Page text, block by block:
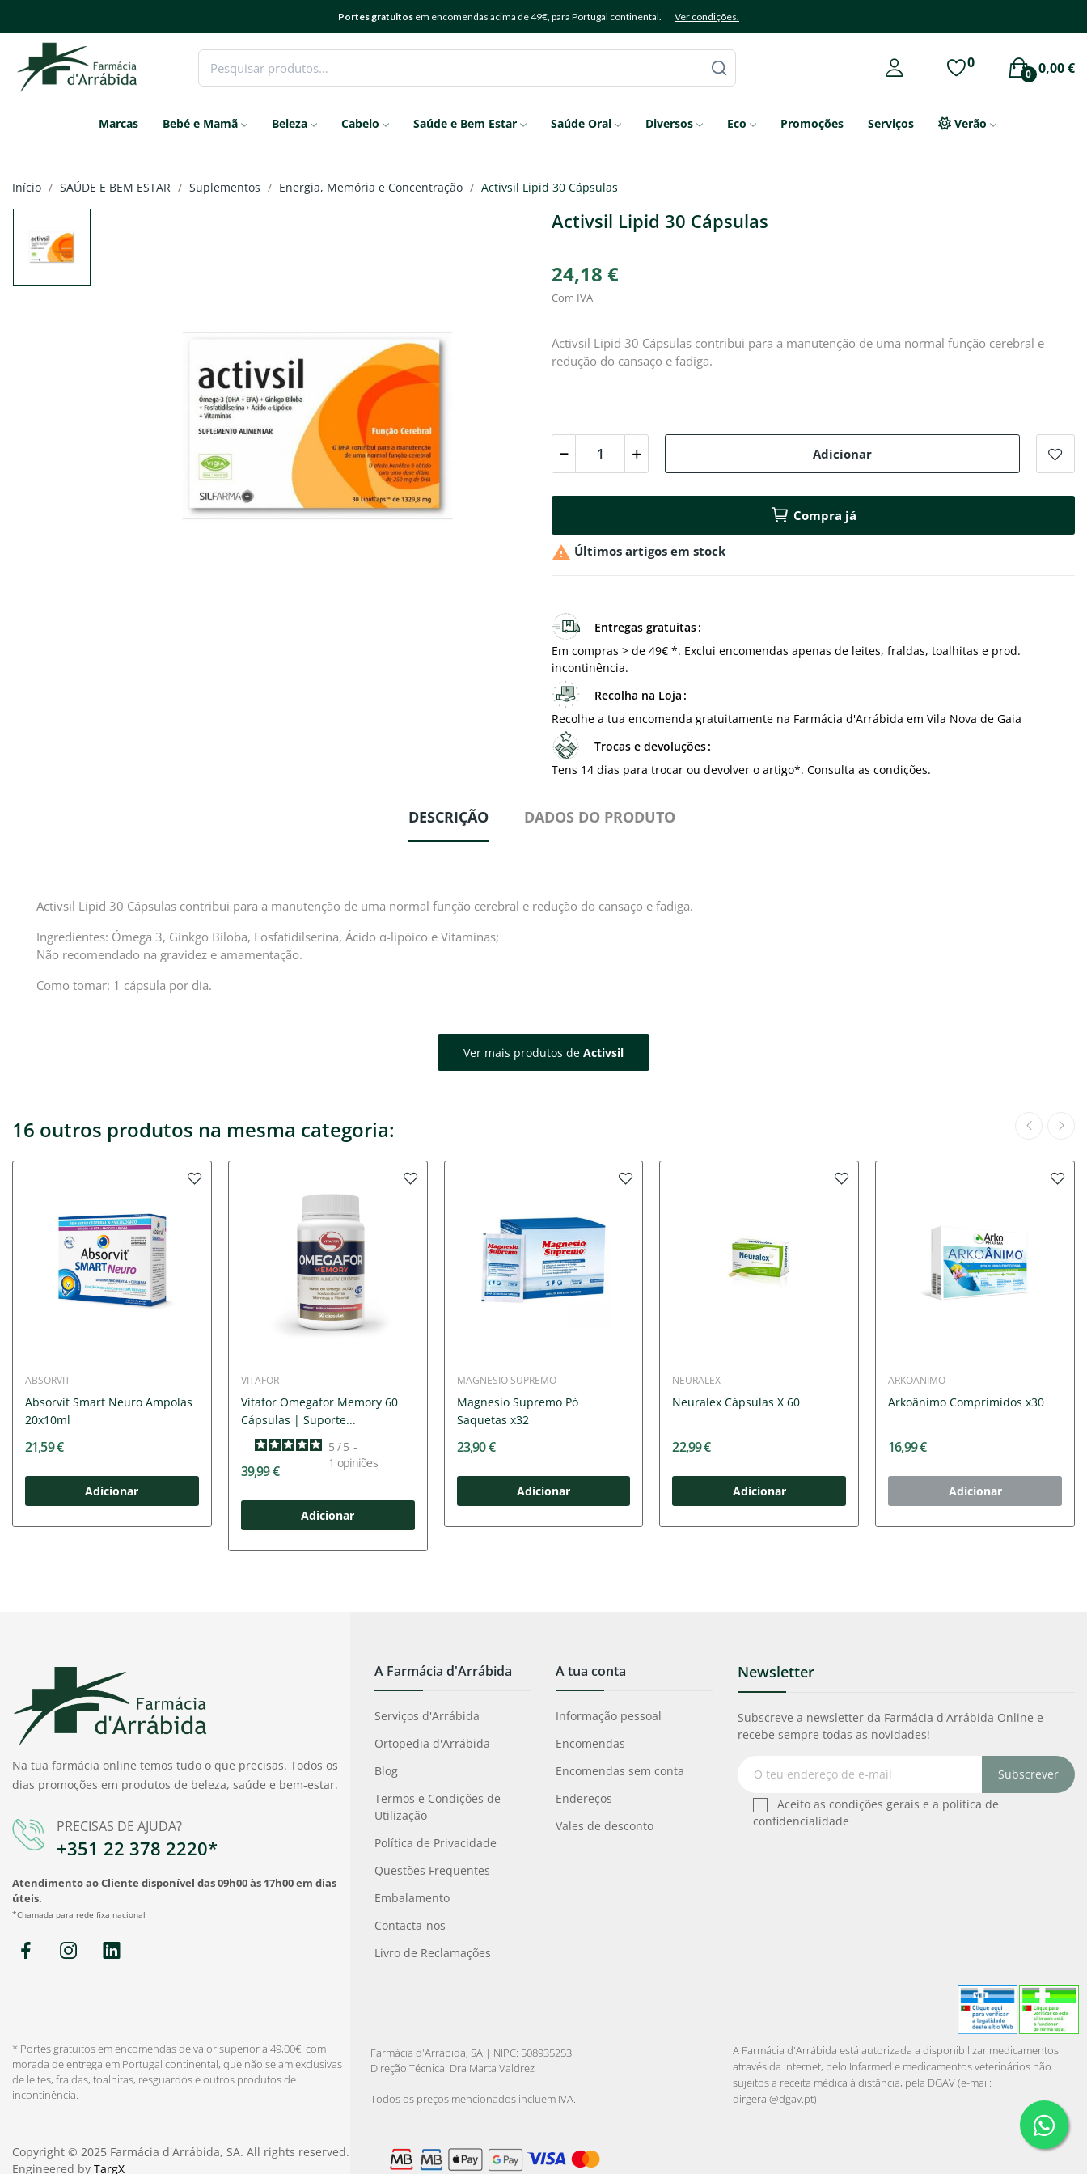
Portes gratuitos em encomendas acima de 49€, para Portugal continental. Ver condições.
0 0,00 €
0
Marcas Bebé e Mamã Beleza Cabelo Saúde e Bem Estar Saúde Oral Diversos Eco Promoções Serviços Verão
Início SAÚDE E BEM ESTAR Suplementos Energia, Memória e Concentração Activsil Lipid 30 Cápsulas
Activsil Lipid 30 Cápsulas
24,18 €
Com IVA
Activsil Lipid 30 Cápsulas contribui para a manutenção de uma normal função cerebral e
redução do cansaço e fadiga.
Adicionar
Compra já
 Últimos artigos em stock
Entregas gratuitas
Em compras > de 49€ *. Exclui encomendas apenas de leites, fraldas, toalhitas e prod.
incontinência.
Recolha na Loja
Recolhe a tua encomenda gratuitamente na Farmácia d'Arrábida em Vila Nova de Gaia
Trocas e devoluções
Tens 14 dias para trocar ou devolver o artigo*. Consulta as condições.
DESCRIÇÃO DADOS DO PRODUTO
Activsil Lipid 30 Cápsulas contribui para a manutenção de uma normal função cerebral e redução do cansaço e fadiga.
Ingredientes: Ómega 3, Ginkgo Biloba, Fosfatidilserina, Ácido α-lipóico e Vitaminas;
Não recomendado na gravidez e amamentação.
Como tomar: 1 cápsula por dia.
Ver mais produtos de Activsil
16 outros produtos na mesma categoria:
ABSORVIT
Absorvit Smart Neuro Ampolas
20x10ml
21,59 €
Adicionar
VITAFOR
Vitafor Omegafor Memory 60
Cápsulas | Suporte...
5 / 5 -
1 opiniões
39,99 €
Adicionar
MAGNESIO SUPREMO
Magnesio Supremo Pó
Saquetas x32
23,90 €
Adicionar
NEURALEX
Neuralex Cápsulas X 60
22,99 €
Adicionar
ARKOANIMO
Arkoânimo Comprimidos x30
16,99 €
Adicionar
Na tua farmácia online temos tudo o que precisas. Todos os
dias promoções em produtos de beleza, saúde e bem-estar.
PRECISAS DE AJUDA?
+351 22 378 2220*
Atendimento ao Cliente disponível das 09h00 às 17h00 em dias
úteis.
*Chamada para rede fixa nacional
A Farmácia d'Arrábida
Serviços d'Arrábida
Ortopedia d'Arrábida
Blog
Termos e Condições de
Utilização
Política de Privacidade
Questões Frequentes
Embalamento
Contacta-nos
Livro de Reclamações
A tua conta
Informação pessoal
Encomendas
Encomendas sem conta
Endereços
Vales de desconto
Newsletter
Subscreve a newsletter da Farmácia d'Arrábida Online e
recebe sempre todas as novidades!
Subscrever
Aceito as condições gerais e a política de
confidencialidade
* Portes gratuitos em encomendas de valor superior a 49,00€, com
morada de entrega em Portugal continental, que não sejam exclusivas
de leites, fraldas, toalhitas, resguardos e outros produtos de
incontinência.
Farmácia d'Arrábida, SA | NIPC: 508935253
Direção Técnica: Dra Marta Valdrez
Todos os preços mencionados incluem IVA.
A Farmácia d'Arrábida está autorizada a disponibilizar medicamentos
através da Internet, pelo Infarmed e medicamentos veterinários não
sujeitos a receita médica à distância, pela DGAV (e-mail:
dirgeral@dgav.pt).
Copyright © 2025 Farmácia d'Arrábida, SA. All rights reserved.
Engineered by TargX